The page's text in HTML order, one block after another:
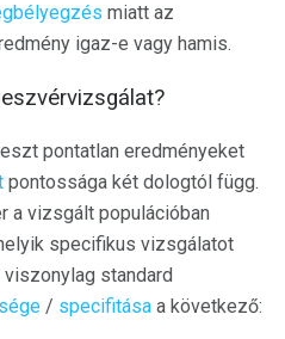
miatt az
igaz-e vagy hamis.
pontatlan eredményeket
pontossága két dologtól függ.
a vizsgált populációban
specifikus vizsgálatot
standard
/ specifitása a következő: